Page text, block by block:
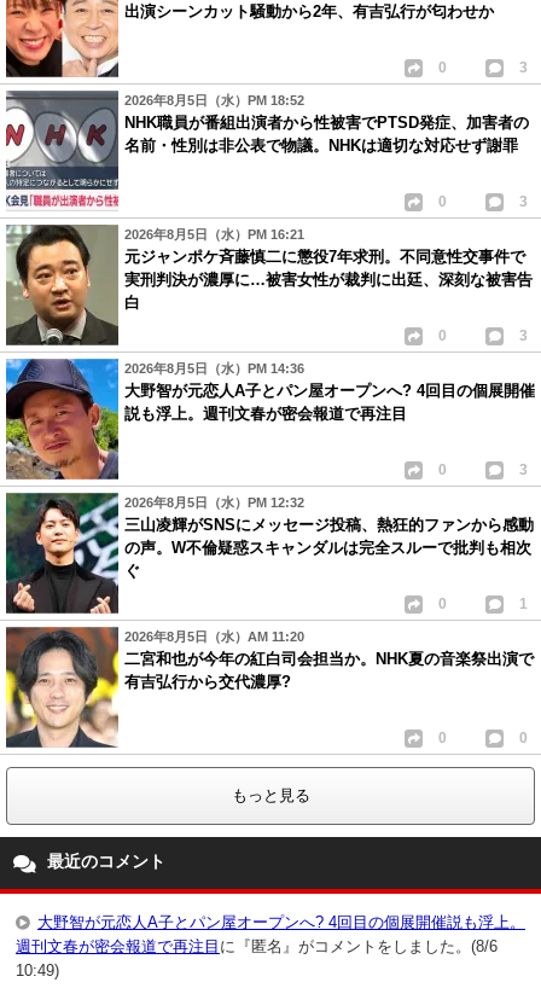
出演シーンカット騒動から2年、有吉弘行が匂わせか
0 3
2026年8月5日（水）PM 18:52
NHK職員が番組出演者から性被害でPTSD発症、加害者の
名前・性別は非公表で物議。NHKは適切な対応せず謝罪
0 3
2026年8月5日（水）PM 16:21
元ジャンポケ斉藤慎二に懲役7年求刑。不同意性交事件で
実刑判決が濃厚に…被害女性が裁判に出廷、深刻な被害告
白
0 3
2026年8月5日（水）PM 14:36
大野智が元恋人A子とパン屋オープンへ? 4回目の個展開催
説も浮上。週刊文春が密会報道で再注目
0 3
2026年8月5日（水）PM 12:32
三山凌輝がSNSにメッセージ投稿、熱狂的ファンから感動
の声。W不倫疑惑スキャンダルは完全スルーで批判も相次
ぐ
0 1
2026年8月5日（水）AM 11:20
二宮和也が今年の紅白司会担当か。NHK夏の音楽祭出演で
有吉弘行から交代濃厚?
0 0
もっと見る
最近のコメント
大野智が元恋人A子とパン屋オープンへ? 4回目の個展開催説も浮上。
週刊文春が密会報道で再注目 に『匿名』がコメントをしました。(8/6
10:49)